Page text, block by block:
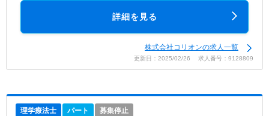
詳細を見る
株式会社コリオンの求人一覧
更新日：2025/02/26 求人番号：9128809
理学療法士 パート 募集停止